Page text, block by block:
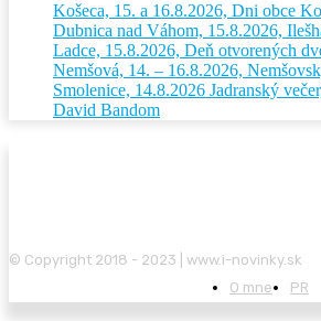
Košeca, 15. a 16.8.2026, Dni obce
Dubnica nad Váhom, 15.8.2026,
Ladce, 15.8.2026, Deň otvorených
Nemšová, 14. – 16.8.2026,
Smolenice, 14.8.2026 Jadranský
David Bandom
© Copyright 2018 - 2023 | www.i-novinky.sk
O mne
PR